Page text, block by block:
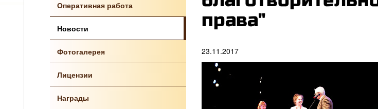
Оперативная работа
Новости
Фотогалерея
Лицензии
Награды
права"
23.11.2017